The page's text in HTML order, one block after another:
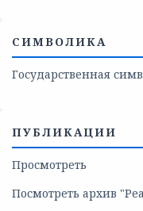
СИМВОЛИКА
Государственная
ПУБЛИКАЦИИ
Просмотреть
Посмотреть архив